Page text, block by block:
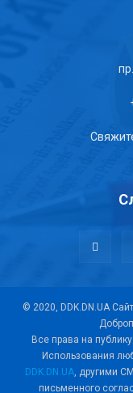
© 2020, DDK.DN.UA
Все права на
Использования
DDK.DN.UA, другими
письменного